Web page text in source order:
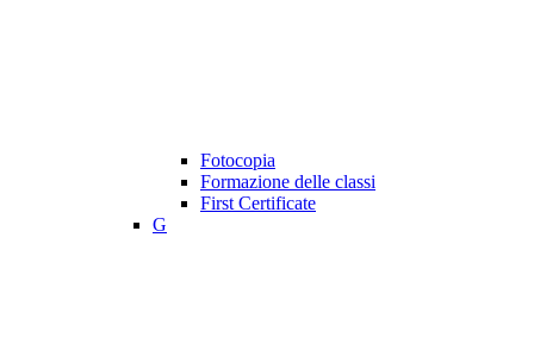
Fotocopia
Formazione delle classi
First Certificate
G